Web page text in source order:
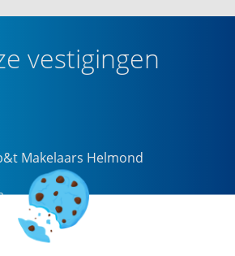
vestigingen
Makelaars Helmond